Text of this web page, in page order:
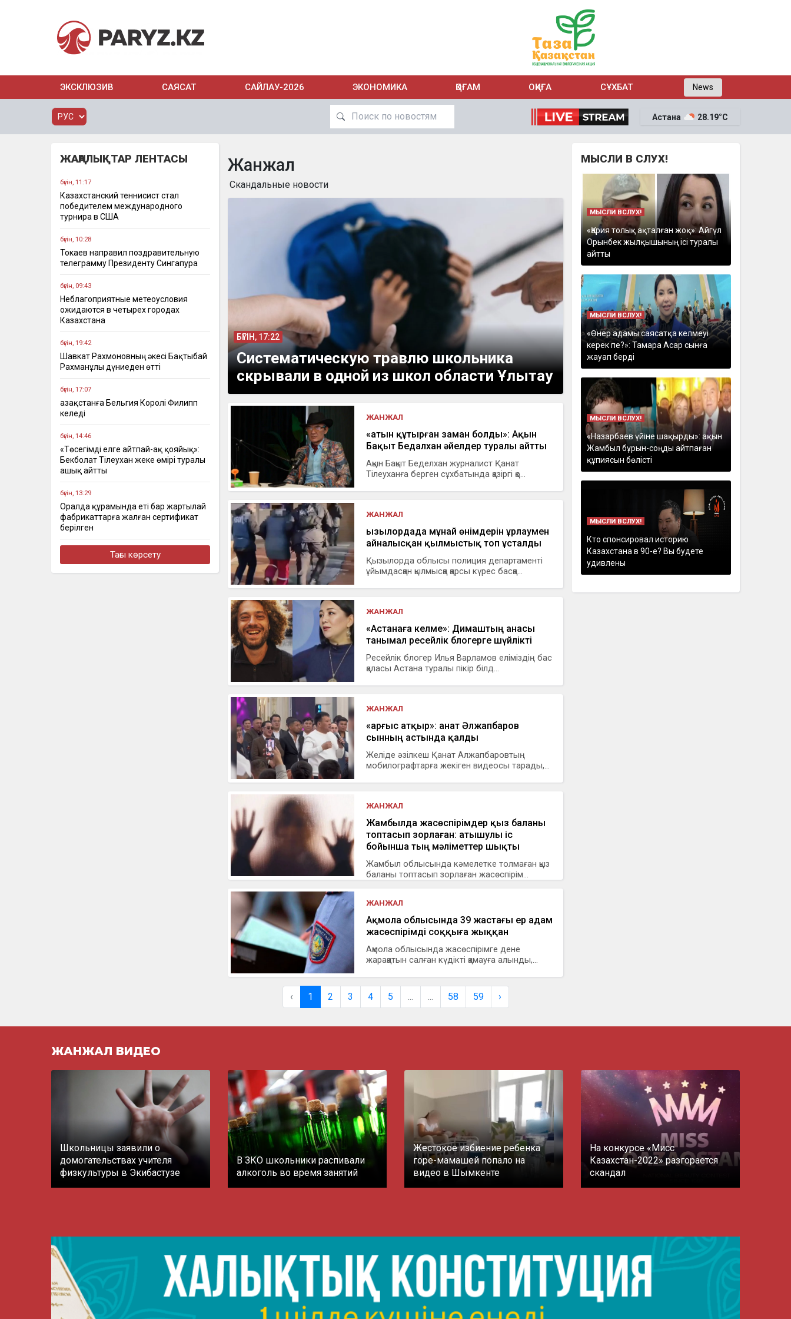
ЭКСКЛЮЗИВ САЯСАТ САЙЛАУ-2026 ЭКОНОМИКА ҚОҒАМ ОҚИҒА СҰХБАТ News
Астана 28.19°C
ЖАҢАЛЫҚТАР ЛЕНТАСЫ
бүгін, 11:17
Казахстанский теннисист стал
победителем международного
турнира в США
бүгін, 10:28
Токаев направил поздравительную
телеграмму Президенту Сингапура
бүгін, 09:43
Неблагоприятные метеоусловия
ожидаются в четырех городах
Казахстана
бүгін, 19:42
Шавкат Рахмоновның әкесі Бақтыбай
Рахманұлы дүниеден өтті
бүгін, 17:07
Қазақстанға Бельгия Королі Филипп
келеді
бүгін, 14:46
«Төсегімді елге айтпай-ақ қояйық»:
Бекболат Тілеухан жеке өмірі туралы
ашық айтты
бүгін, 13:29
Оралда құрамында еті бар жартылай
фабрикаттарға жалған сертификат
берілген
Мемлекет басшысы кинорежиссер
Ардақ Әмірқұловтың отбасына көңіл
Тағы көрсету
Жанжал
Скандальные новости
БҮГІН, 17:22
Систематическую травлю школьника
скрывали в одной из школ области Ұлытау
ЖАНЖАЛ
«Қатын құтырған заман болды»: Ақын
Бақыт Бедалхан әйелдер туралы айтты
Ақын Бақыт Беделхан журналист Қанат
Тілеуханға берген сұхбатында қазіргі қо...
ЖАНЖАЛ
Қызылордада мұнай өнімдерін ұрлаумен
айналысқан қылмыстық топ ұсталды
Қызылорда облысы полиция департаменті
ұйымдасқан қылмысқа қарсы күрес басқа...
ЖАНЖАЛ
«Астанаға келме»: Димаштың анасы
танымал ресейлік блогерге шүйлікті
Ресейлік блогер Илья Варламов еліміздің бас
қаласы Астана туралы пікір білд...
ЖАНЖАЛ
«Қарғыс атқыр»: Қанат Әлжапбаров
сынның астында қалды
Желіде әзілкеш Қанат Алжапбаровтың
мобилографтарға жекіген видеосы тарады,...
ЖАНЖАЛ
Жамбылда жасөспірімдер қыз баланы
топтасып зорлаған: атышулы іс
бойынша тың мәліметтер шықты
Жамбыл облысында кәмелетке толмаған қыз
баланы топтасып зорлаған жасөспірім...
ЖАНЖАЛ
Ақмола облысында 39 жастағы ер адам
жасөспірімді соққыға жыққан
Ақмола облысында жасөспірімге дене
жарақатын салған күдікті қамауға алынды,...
МЫСЛИ В СЛУХ!
МЫСЛИ ВСЛУХ!
«Қария толық ақталған жоқ»: Айгүл
Орынбек жылқышының ісі туралы
айтты
МЫСЛИ ВСЛУХ!
«Өнер адамы саясатқа келмеуі
керек пе?»: Тамара Асар сынға
жауап берді
МЫСЛИ ВСЛУХ!
«Назарбаев үйіне шақырды»: ақын
Жамбыл бұрын-соңды айтпаған
құпиясын бөлісті
МЫСЛИ ВСЛУХ!
Кто спонсировал историю
Казахстана в 90-е? Вы будете
удивлены
‹ 1 2 3 4 5 ... ... 58 59 ›
ЖАНЖАЛ ВИДЕО
Школьницы заявили о
домогательствах учителя
физкультуры в Экибастузе
В ЗКО школьники распивали
алкоголь во время занятий
Жестокое избиение ребенка
горе-мамашей попало на
видео в Шымкенте
На конкурсе «Мисс
Казахстан-2022» разгорается
скандал